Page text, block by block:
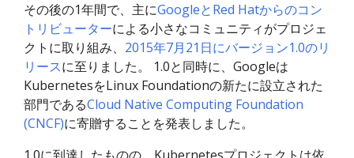
その後の1年間で、主にGoogleとRed Hatからのコン
トリビューターによる小さなコミュニティがプロジェ
クトに取り組み、 2015年7月21日にバージョン1.0のリ
リースに至りました。 1.0と同時に、Googleは
KubernetesをLinux Foundationの新たに設立された
部門であるCloud Native Computing Foundation
(CNCF)に寄贈することを発表しました。